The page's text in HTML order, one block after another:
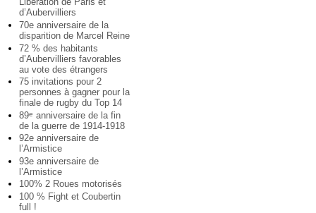
d’Aubervilliers
70e anniversaire de la
disparition de Marcel Reine
72 % des habitants
d’Aubervilliers favorables
au vote des étrangers
75 invitations pour 2
personnes à gagner pour la
finale de rugby du Top 14
89e anniversaire de la fin
de la guerre de 1914-1918
92e anniversaire de
l’Armistice
93e anniversaire de
l’Armistice
100% 2 Roues motorisés
100 % Fight et Coubertin
full !